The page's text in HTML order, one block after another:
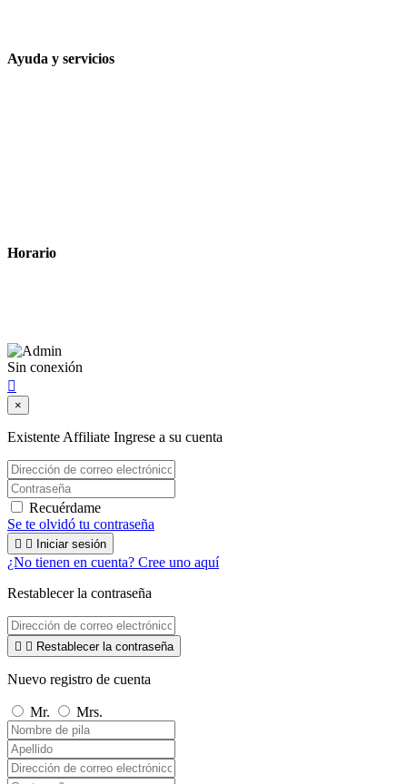
Ayuda y servicios
Horario
Sin conexión

×
Existente Affiliate Ingrese a su cuenta
Recuérdame
Se te olvidó tu contraseña
  Iniciar sesión
¿No tienen en cuenta? Cree uno aquí
Restablecer la contraseña
  Restablecer la contraseña
Nuevo registro de cuenta
Mr. Mrs.